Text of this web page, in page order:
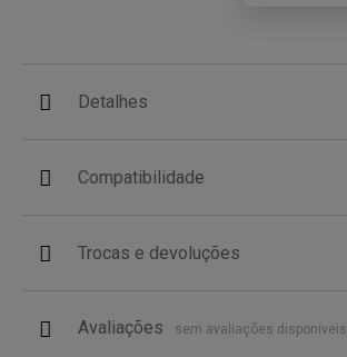
Detalhes
Compatibilidade
Trocas e devoluções
Avaliações sem avaliações disponíveis